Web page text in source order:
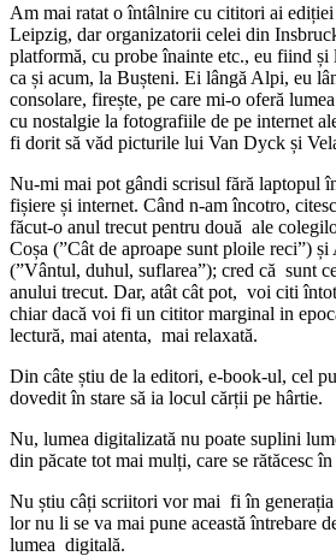
Am mai ratat o întâlnire cu cititori ai ediției
Leipzig, dar organizatorii celei din
platformă, cu probe înainte etc., eu fiind și
ca și acum, la Bușteni. Ei lângă Alpi, eu
consolare, firește, pe care mi-o oferă
cu nostalgie la fotografiile de pe internet
fi dorit să văd picturile lui Van Dyck și
Nu-mi mai pot gândi scrisul fără laptopul
fișiere și internet. Când n-am încotro,
făcut-o anul trecut pentru două ale
Coșa (”Cât de aproape sunt ploile reci”) și
(”Vântul, duhul, suflarea”); cred că sunt
anului trecut. Dar, atât cât pot, voi citi
chiar dacă voi fi un cititor marginal in
lectură, mai atenta, mai relaxată.
Din câte știu de la editori, e-book-ul, cel
dovedit în stare să ia locul cărții pe hârtie.
Nu, lumea digitalizată nu poate suplini
din păcate tot mai mulți, care se rătăcesc în
Nu știu câți scriitori vor mai fi în
lor nu li se va mai pune această întrebare
lumea digitală.